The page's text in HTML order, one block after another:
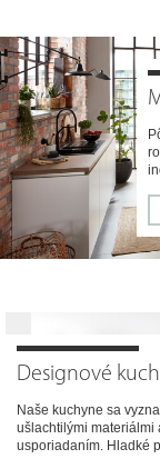
Designové
Naše kuchyne sa
ušlachtilými materiálmi
usporiadaním. Hladké